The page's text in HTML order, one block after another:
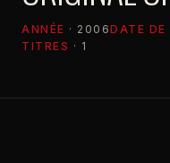
ANNÉE · 2006DATE DE
TITRES · 1